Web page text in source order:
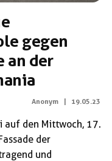
gegen
an der
Anonym 19.05.23
auf den Mittwoch, 17.
der
und